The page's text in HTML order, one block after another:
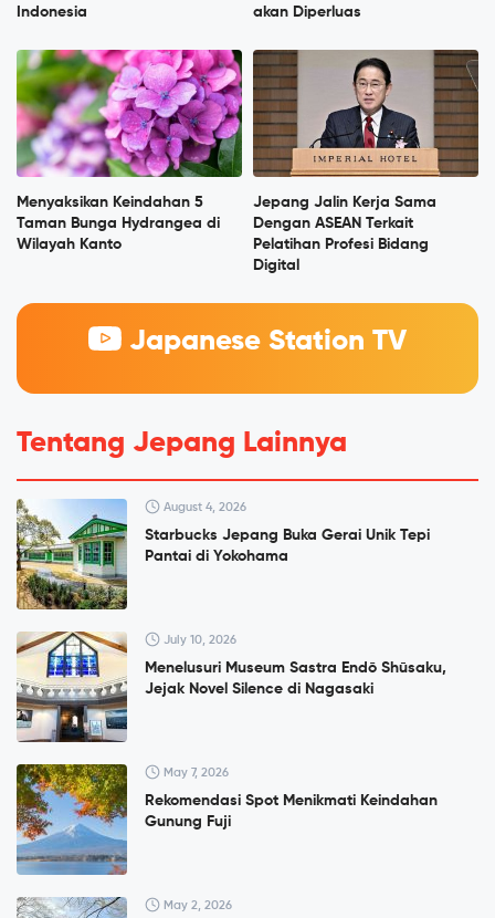
Indonesia
akan Diperluas
Menyaksikan Keindahan 5
Taman Bunga Hydrangea di
Wilayah Kanto
Jepang Jalin Kerja Sama
Dengan ASEAN Terkait
Pelatihan Profesi Bidang
Digital
Japanese Station TV
Tentang Jepang Lainnya
August 4, 2026
Starbucks Jepang Buka Gerai Unik Tepi
Pantai di Yokohama
July 10, 2026
Menelusuri Museum Sastra Endō Shūsaku,
Jejak Novel Silence di Nagasaki
May 7, 2026
Rekomendasi Spot Menikmati Keindahan
Gunung Fuji
May 2, 2026